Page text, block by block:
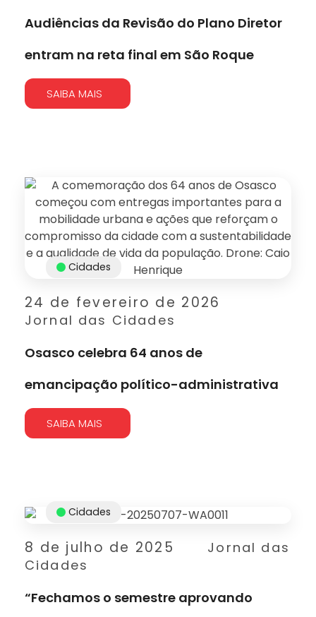
Audiências da Revisão do Plano Diretor
entram na reta final em São Roque
SAIBA MAIS
24 de fevereiro de 2026
Jornal das Cidades
Cidades
Osasco celebra 64 anos de
emancipação político-administrativa
SAIBA MAIS
8 de julho de 2025
Jornal das
Cidades
Cidades
“Fechamos o semestre aprovando